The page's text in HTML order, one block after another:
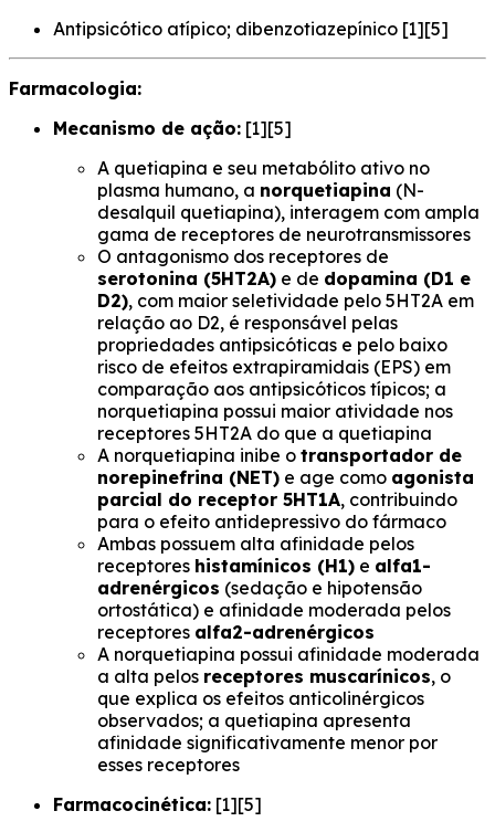
Antipsicótico atípico; dibenzotiazepínico [1][5]
Farmacologia:
Mecanismo de ação: [1][5]
A quetiapina e seu metabólito ativo no
plasma humano, a norquetiapina (N-
desalquil quetiapina), interagem com ampla
gama de receptores de neurotransmissores
O antagonismo dos receptores de
serotonina (5HT2A) e de dopamina (D1 e
D2), com maior seletividade pelo 5HT2A em
relação ao D2, é responsável pelas
propriedades antipsicóticas e pelo baixo
risco de efeitos extrapiramidais (EPS) em
comparação aos antipsicóticos típicos; a
norquetiapina possui maior atividade nos
receptores 5HT2A do que a quetiapina
A norquetiapina inibe o transportador de
norepinefrina (NET) e age como agonista
parcial do receptor 5HT1A, contribuindo
para o efeito antidepressivo do fármaco
Ambas possuem alta afinidade pelos
receptores histamínicos (H1) e alfa1-
adrenérgicos (sedação e hipotensão
ortostática) e afinidade moderada pelos
receptores alfa2-adrenérgicos
A norquetiapina possui afinidade moderada
a alta pelos receptores muscarínicos, o
que explica os efeitos anticolinérgicos
observados; a quetiapina apresenta
afinidade significativamente menor por
esses receptores
Farmacocinética: [1][5]